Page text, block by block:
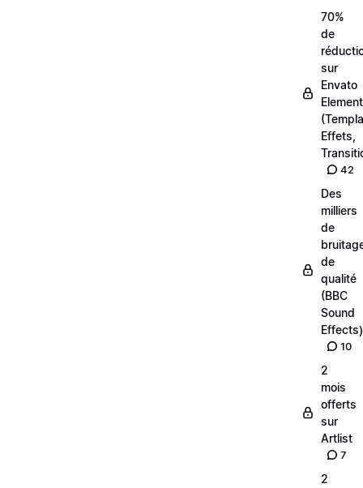
70%
de
sur
Envato
Effets,
42
Des
milliers
de
de
qualité
(BBC
Sound
Effects)
10
2
mois
offerts
sur
Artlist
7
2